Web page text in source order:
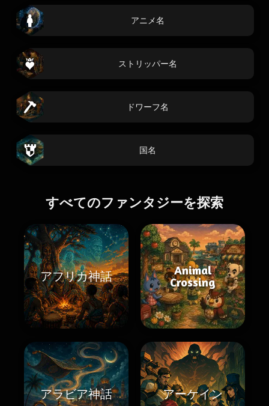
アニメ名
ストリッパー名
ドワーフ名
国名
すべてのファンタジーを探索
アフリカ神話
Animal
Crossing
アラビア神話 アーケイン